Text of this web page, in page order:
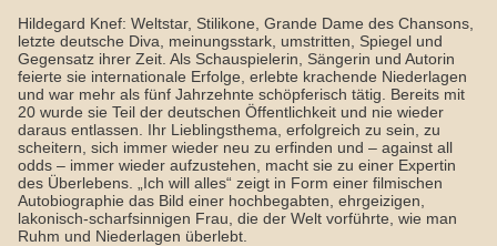
Hildegard Knef: Weltstar, Stilikone, Grande Dame des Chansons,
letzte deutsche Diva, meinungsstark, umstritten, Spiegel und
Gegensatz ihrer Zeit. Als Schauspielerin, Sängerin und Autorin
feierte sie internationale Erfolge, erlebte krachende Niederlagen
und war mehr als fünf Jahrzehnte schöpferisch tätig. Bereits mit
20 wurde sie Teil der deutschen Öffentlichkeit und nie wieder
daraus entlassen. Ihr Lieblingsthema, erfolgreich zu sein, zu
scheitern, sich immer wieder neu zu erfinden und – against all
odds – immer wieder aufzustehen, macht sie zu einer Expertin
des Überlebens. „Ich will alles“ zeigt in Form einer filmischen
Autobiographie das Bild einer hochbegabten, ehrgeizigen,
lakonisch-scharfsinnigen Frau, die der Welt vorführte, wie man
Ruhm und Niederlagen überlebt.